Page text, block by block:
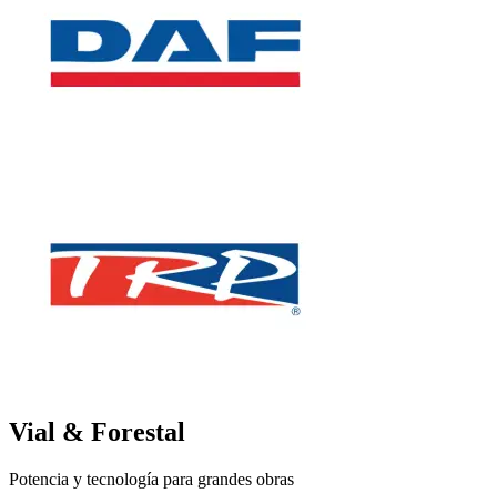
Vial & Forestal
Potencia y tecnología para grandes obras